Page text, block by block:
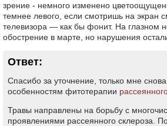
зрение - немного изменено
темнее левого, если смотришь на экран
телевизора — как бы фонит. На глазном
обострение в марте, но нарушения
Ответ:
Спасибо за уточнение, только мне
особенностям фитотерапии
Травы направлены на борьбу с
проявлениями рассеянного склероза.